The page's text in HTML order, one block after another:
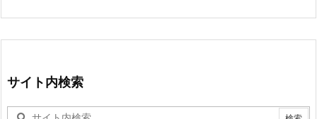
サイト内検索